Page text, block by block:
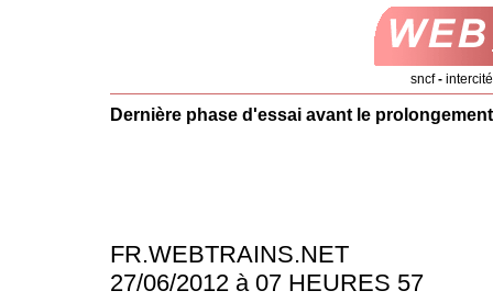
sncf-
Dernière phase d'essai avant le
FR.WEBTRAINS.NET
27/06/2012 à 07 HEURES 57